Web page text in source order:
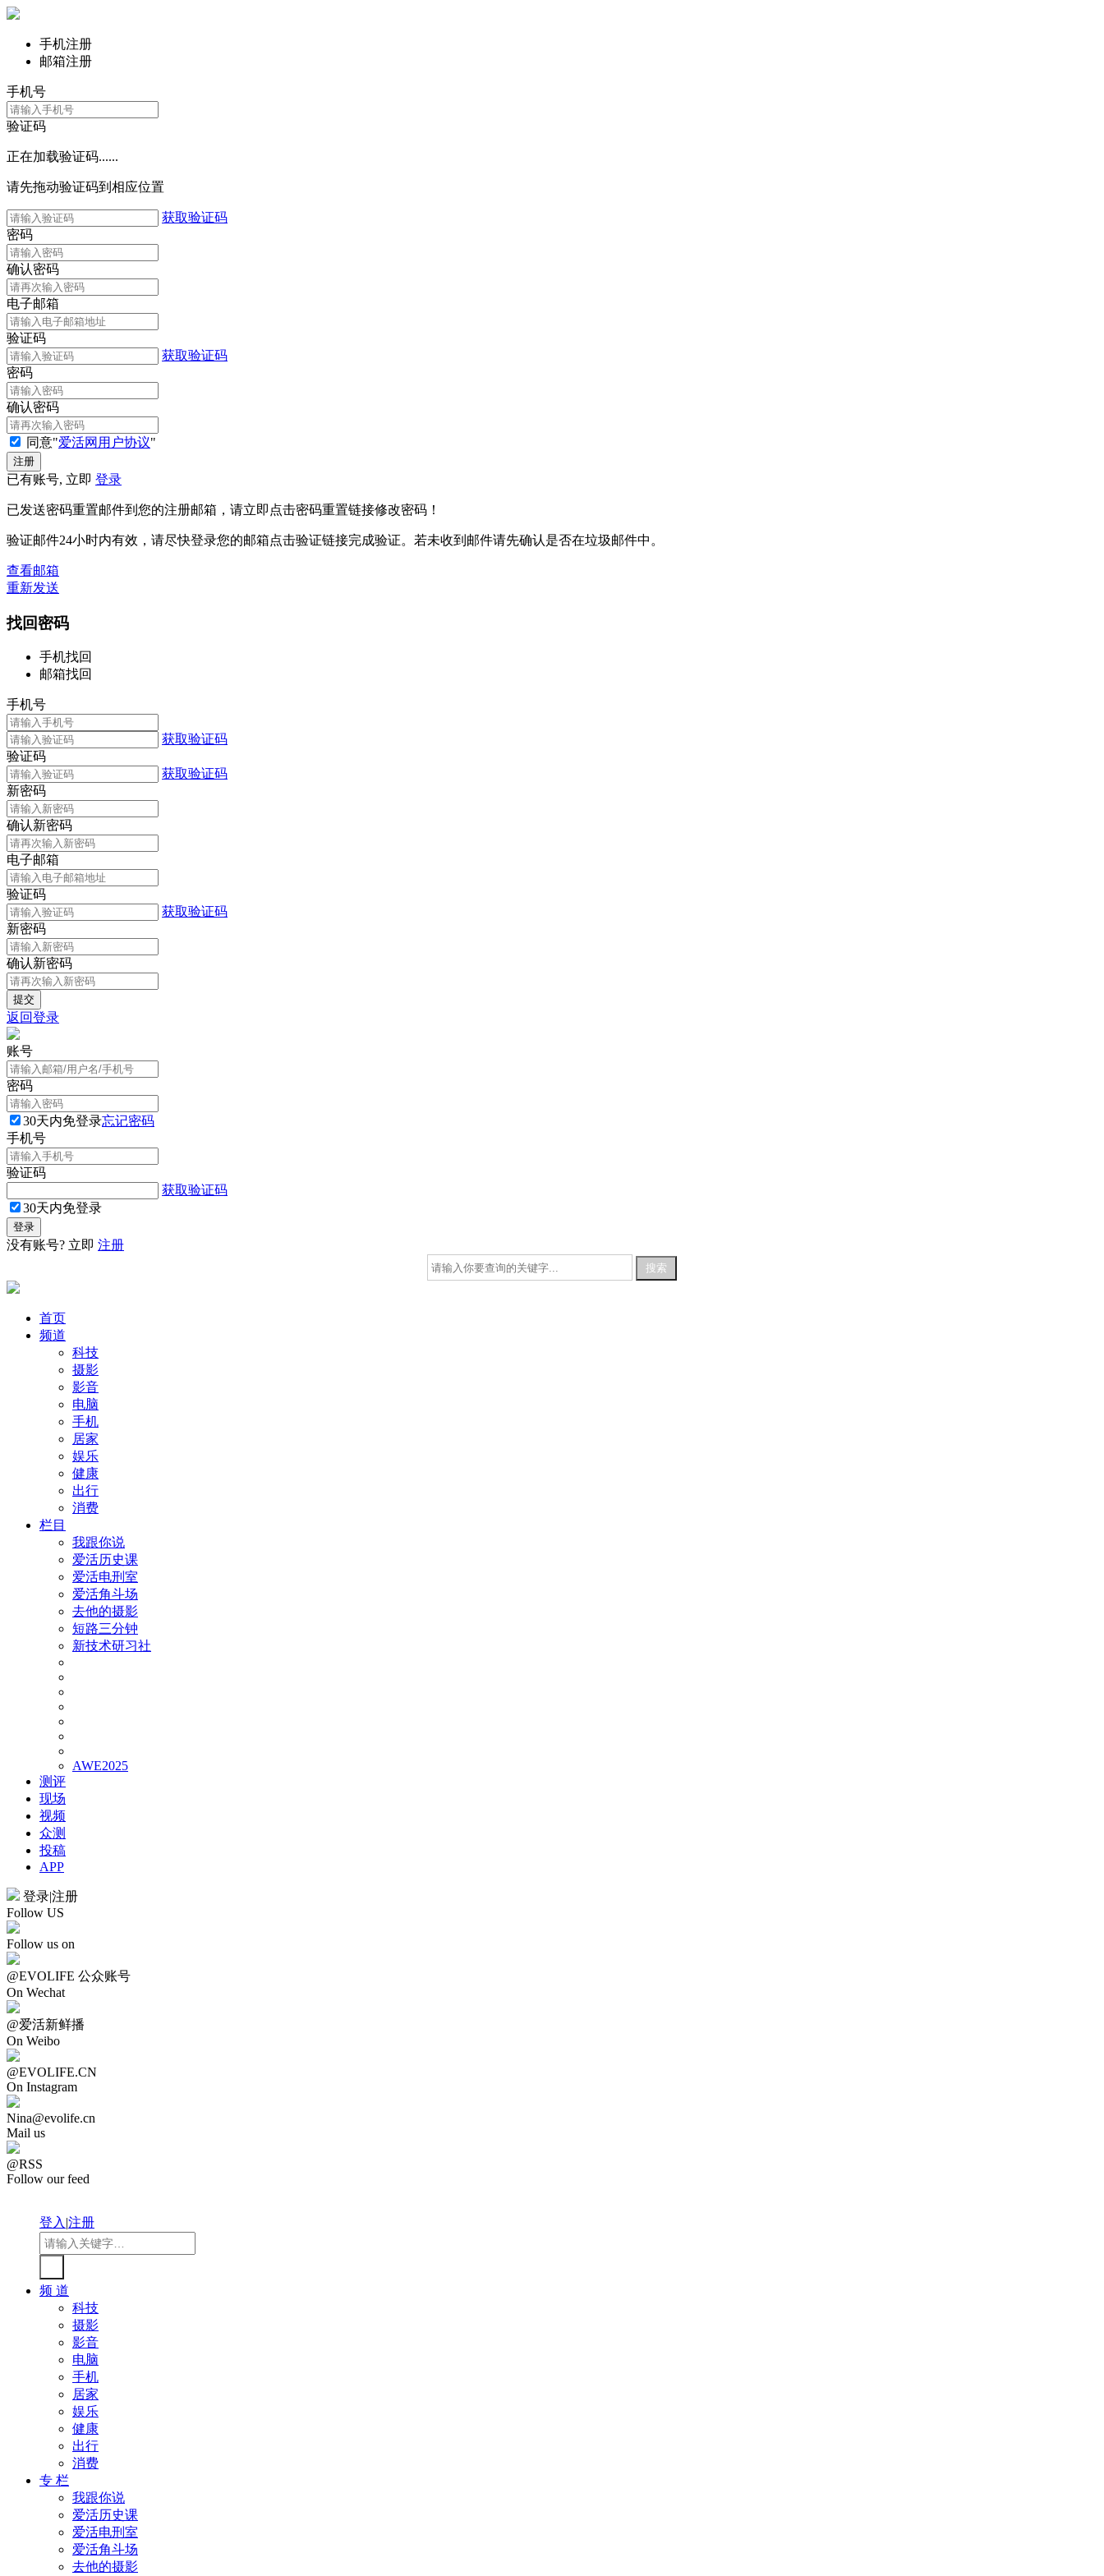
手机注册
邮箱注册
手机号
验证码
正在加载验证码......
请先拖动验证码到相应位置
获取验证码
密码
确认密码
电子邮箱
验证码
获取验证码
密码
确认密码
同意"爱活网用户协议"
已有账号, 立即 登录
已发送密码重置邮件到您的注册邮箱，请立即点击密码重置链接修改密码！
验证邮件24小时内有效，请尽快登录您的邮箱点击验证链接完成验证。若未收到邮件请先确认是否在垃圾邮件中。
查看邮箱
重新发送
找回密码
手机找回
邮箱找回
手机号
获取验证码
验证码
获取验证码
新密码
确认新密码
电子邮箱
验证码
获取验证码
新密码
确认新密码
返回登录
账号
密码
30天内免登录忘记密码
手机号
验证码
获取验证码
30天内免登录
没有账号? 立即 注册
首页
频道
科技
摄影
影音
电脑
手机
居家
娱乐
健康
出行
消费
栏目
我跟你说
爱活历史课
爱活电刑室
爱活角斗场
去他的摄影
短路三分钟
新技术研习社
AWE2025
测评
现场
视频
众测
投稿
APP
登录|注册
Follow US
Follow us on
@EVOLIFE 公众账号
On Wechat
@爱活新鲜播
On Weibo
@EVOLIFE.CN
On Instagram
Nina@evolife.cn
Mail us
@RSS
Follow our feed
登入|注册
频 道
科技
摄影
影音
电脑
手机
居家
娱乐
健康
出行
消费
专 栏
我跟你说
爱活历史课
爱活电刑室
爱活角斗场
去他的摄影